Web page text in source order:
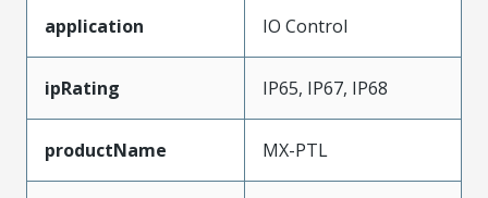
application IO Control
ipRating IP65, IP67, IP68
productName MX-PTL